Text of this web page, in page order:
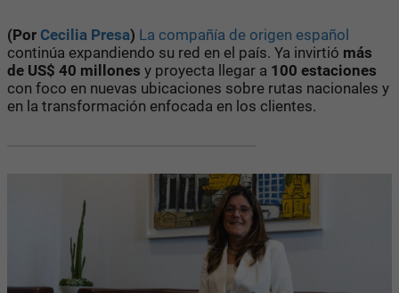
(Por Cecilia Presa) La compañía de origen español
continúa expandiendo su red en el país. Ya invirtió más
de US$ 40 millones y proyecta llegar a 100 estaciones
con foco en nuevas ubicaciones sobre rutas nacionales y
en la transformación enfocada en los clientes.